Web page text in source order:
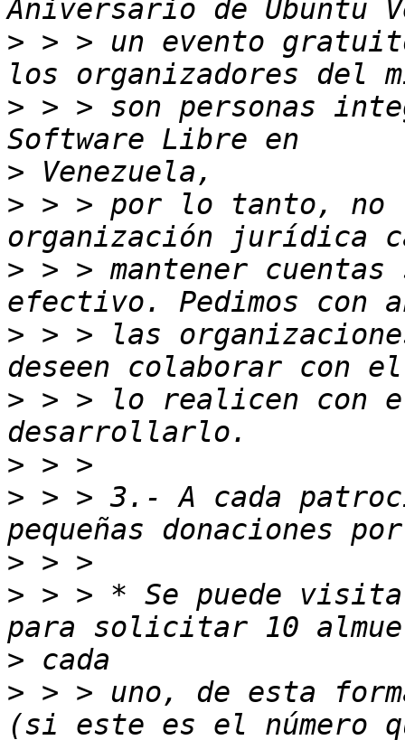
> > > un evento
> > > son personas
>
> > > por lo tanto, no
> > > mantener cuentas
> > > las
> > > lo realicen con
>
> > > 3.- A cada
>
> > > * Se puede
>
> > > uno, de esta